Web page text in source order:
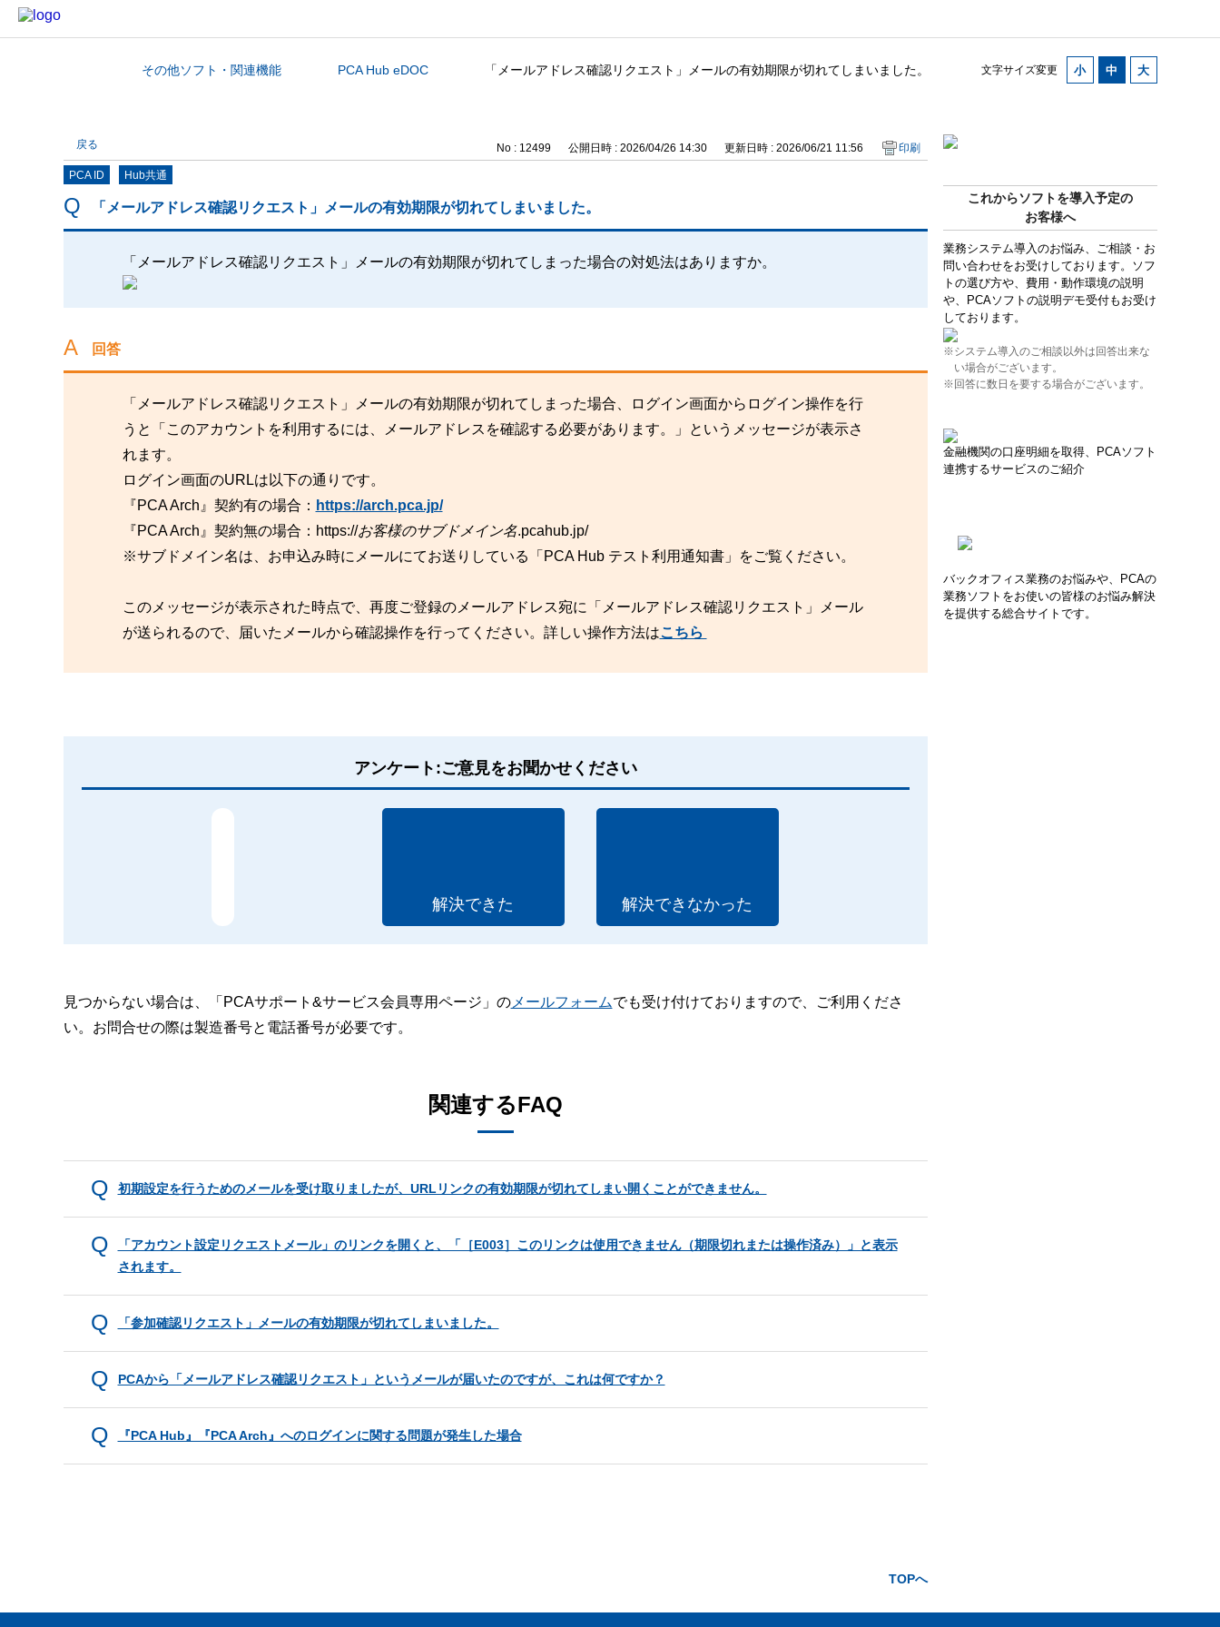
文字サイズ変更
カテゴリから探すその他ソフト・関連機能 PCA Hub eDOC 「メールアドレス確認リクエスト」メールの有効期限が切れてしまいました。
これからソフトを導入予定の
お客様へ
業務システム導入のお悩み、ご相談・お
問い合わせをお受けしております。ソフ
トの選び方や、費用・動作環境の説明
や、PCAソフトの説明デモ受付もお受け
しております。
※システム導入のご相談以外は回答出来な
い場合がございます。
※回答に数日を要する場合がございます。
金融機関の口座明細を取得、PCAソフト
連携するサービスのご紹介
バックオフィス業務のお悩みや、PCAの
業務ソフトをお使いの皆様のお悩み解決
を提供する総合サイトです。
戻る No : 12499 公開日時 : 2026/04/26 14:30 更新日時 : 2026/06/21 11:56 印刷
PCA ID Hub共通
「メールアドレス確認リクエスト」メールの有効期限が切れてしまいました。
「メールアドレス確認リクエスト」メールの有効期限が切れてしまった場合の対処法はありますか。
回答
「メールアドレス確認リクエスト」メールの有効期限が切れてしまった場合、ログイン画面からログイン操作を行
うと「このアカウントを利用するには、メールアドレスを確認する必要があります。」というメッセージが表示さ
れます。
ログイン画面のURLは以下の通りです。
『PCA Arch』契約有の場合： https://arch.pca.jp/
『PCA Arch』契約無の場合：https://お客様のサブドメイン名.pcahub.jp/
※サブドメイン名は、お申込み時にメールにてお送りしている「PCA Hub テスト利用通知書」をご覧ください。
このメッセージが表示された時点で、再度ご登録のメールアドレス宛に「メールアドレス確認リクエスト」メール
が送られるので、届いたメールから確認操作を行ってください。詳しい操作方法はこちら
アンケート:ご意見をお聞かせください
解決できた 解決できなかった
見つからない場合は、「PCAサポート&サービス会員専用ページ」のメールフォームでも受け付けておりますので、ご利用くださ
い。お問合せの際は製造番号と電話番号が必要です。
関連するFAQ
初期設定を行うためのメールを受け取りましたが、URLリンクの有効期限が切れてしまい開くことができません。
「アカウント設定リクエストメール」のリンクを開くと、「［E003］このリンクは使用できません（期限切れまたは操作済み）」と表示
されます。
「参加確認リクエスト」メールの有効期限が切れてしまいました。
PCAから「メールアドレス確認リクエスト」というメールが届いたのですが、これは何ですか？
『PCA Hub』『PCA Arch』へのログインに関する問題が発生した場合
TOPへ